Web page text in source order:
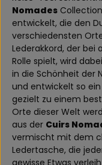
Nomades
entwickelt, die den
verschiedensten
Lederakkord, der bei
Rolle spielt, wird
in die Schönheit der
und entwickelt so
gezielt zu einem
Orte dieser Welt
aus der Cuirs
vermischt mit dem
Ledertasche, die